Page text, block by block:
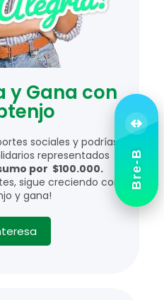
Bre-B
y Gana con
sociales y podrías
representados
por $100.000.
sigue creciendo con
y gana!